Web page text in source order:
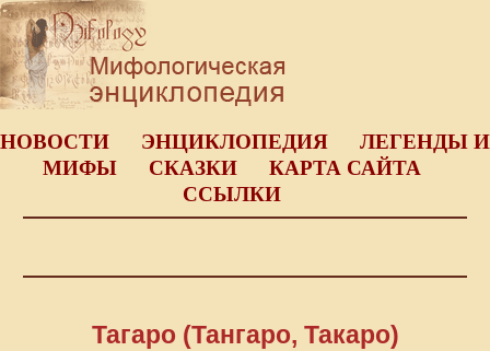
НОВОСТИ ЭНЦИКЛОПЕДИЯ
ЛЕГЕНДЫ И
МИФЫ
СКАЗКИ
КАРТА САЙТА
ССЫЛКИ
Тагаро (Тангаро, Такаро)